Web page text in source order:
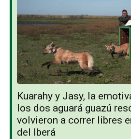
Kuarahy y Jasy, la
los dos aguará guazú
volvieron a correr libres
del Iberá